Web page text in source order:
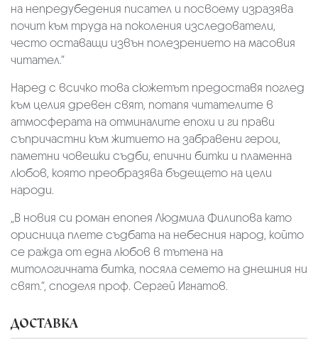
на непредубедения писател и посвоему изразява
почит към труда на поколения изследователи,
често оставащи извън полезрението на масовия
читател.“
Наред с всичко това сюжетът предоставя поглед
към целия древен свят, потапя читателите в
атмосферата на отминалите епохи и ги прави
съпричастни към житието на забравени герои,
паметни човешки съдби, епични битки и пламенна
любов, която преобразява бъдещето на цели
народи.
„В новия си роман епопея Людмила Филипова като
орисница плете съдбата на небесния народ, който
се ражда от една любов в тътена на
митологичната битка, посяла семето на днешния ни
свят.“, споделя проф. Сергей Игнатов.
ДОСТАВКА